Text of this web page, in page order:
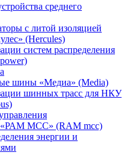
среднего
с литой изоляцией
(Hercules)
систем распределения
шины «Медиа» (Media)
шинных трасс для НКУ
«РАМ МСС» (RAM mcc)
энергии и